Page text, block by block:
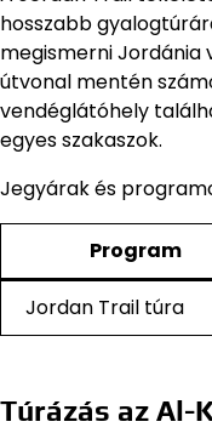
hosszabb
megismerni Jordánia
útvonal mentén
vendéglátóhely
egyes szakaszok.
Jegyárak és
Program
Jordan Trail túra
Túrázás az Al-